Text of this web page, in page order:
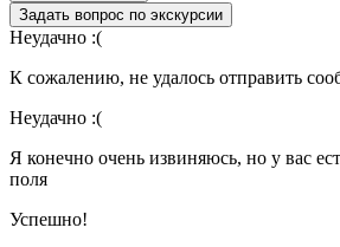
Задать вопрос по экскурсии
Неудачно :(
К сожалению, не удалось отправить
Неудачно :(
Я конечно очень извиняюсь, но у вас
поля
Успешно!